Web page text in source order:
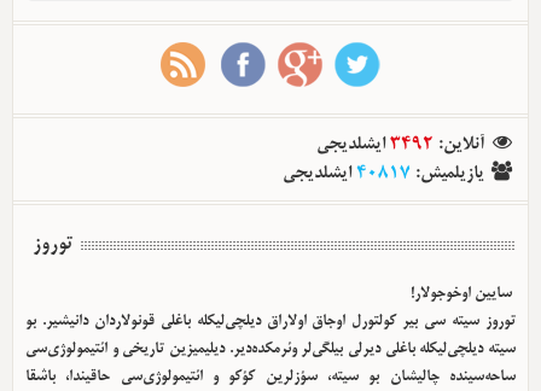
آنلاین:
3492ایشلدیجی
یازیلمیش:
40817ایشلدیجی
توروز
سایین اوخوجولار!
توروز سیته سی بیر کولتورل اوجاق اولا‌راق دیلچی‌لیکله باغلی قونولاردان دانیشیر. بو
سیته دیلچی‌لیکله باغلی دیرلی بیلگی‌لر وئرمکده‌دیر. دیلیمیزین تاریخی و ائتیمولوژی‌سی
ساحه‌سینده چالیشان بو سیته، سؤزلرین کؤکو و ائتیمولوژی‌سی حاقیندا، باشقا